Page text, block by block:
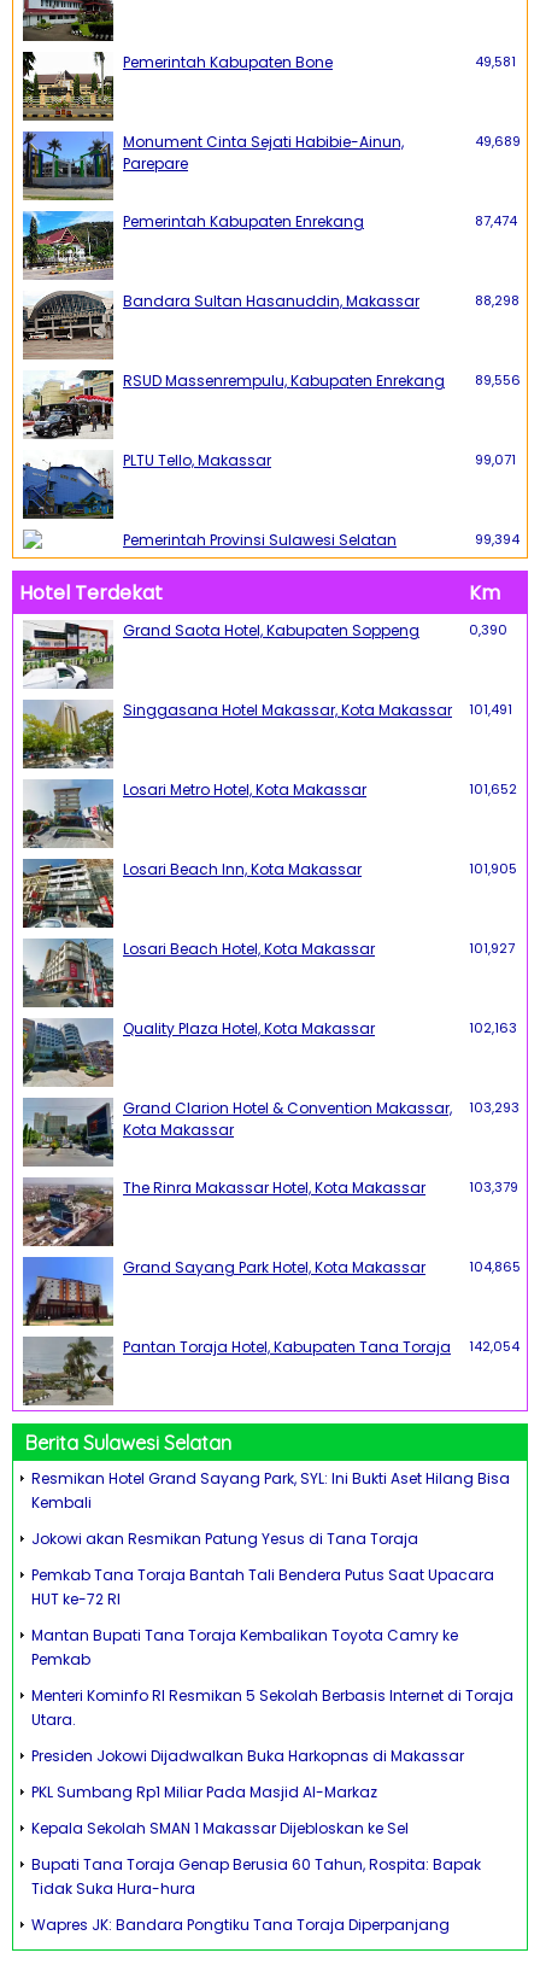
Pemerintah Kabupaten Bone 49,581
Monument Cinta Sejati Habibie-Ainun,
Parepare
49,689
Pemerintah Kabupaten Enrekang 87,474
Bandara Sultan Hasanuddin, Makassar 88,298
RSUD Massenrempulu, Kabupaten Enrekang 89,556
PLTU Tello, Makassar 99,071
Pemerintah Provinsi Sulawesi Selatan 99,394
Hotel Terdekat Km
Grand Saota Hotel, Kabupaten Soppeng 0,390
Singgasana Hotel Makassar, Kota Makassar 101,491
Losari Metro Hotel, Kota Makassar 101,652
Losari Beach Inn, Kota Makassar 101,905
Losari Beach Hotel, Kota Makassar 101,927
Quality Plaza Hotel, Kota Makassar 102,163
Grand Clarion Hotel & Convention Makassar,
Kota Makassar
103,293
The Rinra Makassar Hotel, Kota Makassar 103,379
Grand Sayang Park Hotel, Kota Makassar 104,865
Pantan Toraja Hotel, Kabupaten Tana Toraja 142,054
Berita Sulawesi Selatan
Resmikan Hotel Grand Sayang Park, SYL: Ini Bukti Aset Hilang Bisa
Kembali
Jokowi akan Resmikan Patung Yesus di Tana Toraja
Pemkab Tana Toraja Bantah Tali Bendera Putus Saat Upacara
HUT ke-72 RI
Mantan Bupati Tana Toraja Kembalikan Toyota Camry ke
Pemkab
Menteri Kominfo RI Resmikan 5 Sekolah Berbasis Internet di Toraja
Utara.
Presiden Jokowi Dijadwalkan Buka Harkopnas di Makassar
PKL Sumbang Rp1 Miliar Pada Masjid Al-Markaz
Kepala Sekolah SMAN 1 Makassar Dijebloskan ke Sel
Bupati Tana Toraja Genap Berusia 60 Tahun, Rospita: Bapak
Tidak Suka Hura-hura
Wapres JK: Bandara Pongtiku Tana Toraja Diperpanjang